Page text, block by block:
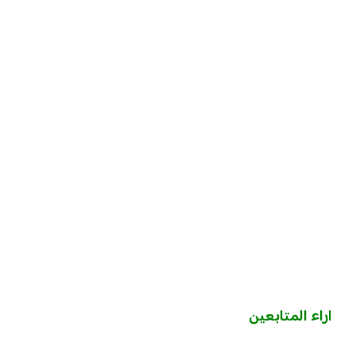
اراء المتابعين